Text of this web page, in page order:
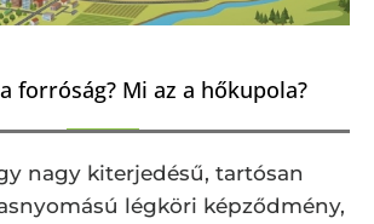
forróság? Mi az a hőkupola?
nagy kiterjedésű, tartósan
légköri képződmény,